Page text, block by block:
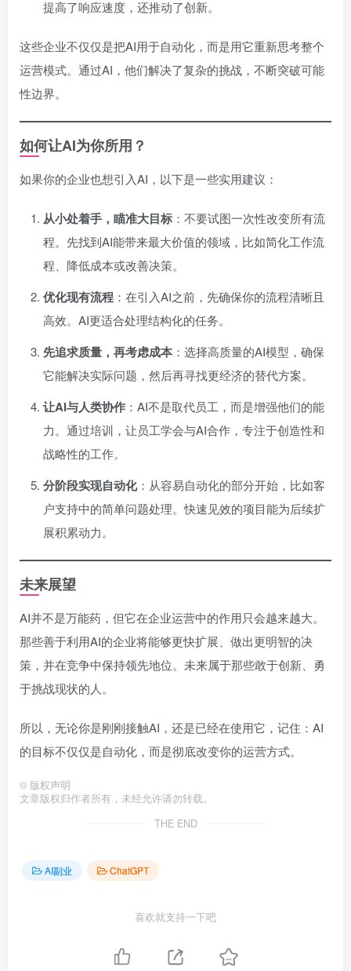
提高了响应速度，还推动了创新。
这些企业不仅仅是把AI用于自动化，而是用它重新思考整个
运营模式。通过AI，他们解决了复杂的挑战，不断突破可能
性边界。
如何让AI为你所用？
如果你的企业也想引入AI，以下是一些实用建议：
从小处着手，瞄准大目标 ：不要试图一次性改变所有流
程。先找到AI能带来最大价值的领域，比如简化工作流
程、降低成本或改善决策。
优化现有流程 ：在引入AI之前，先确保你的流程清晰且
高效。AI更适合处理结构化的任务。
先追求质量，再考虑成本：选择高质量的AI模型，确保
它能解决实际问题，然后再寻找更经济的替代方案。
让AI与人类协作 ：AI不是取代员工，而是增强他们的能
力。通过培训，让员工学会与AI合作，专注于创造性和
战略性的工作。
分阶段实现自动化：从容易自动化的部分开始，比如客
户支持中的简单问题处理。快速见效的项目能为后续扩
展积累动力。
未来展望
AI并不是万能药，但它在企业运营中的作用只会越来越大。
那些善于利用AI的企业将能够更快扩展、做出更明智的决
策，并在竞争中保持领先地位。未来属于那些敢于创新、勇
于挑战现状的人。
所以，无论你是刚刚接触AI，还是已经在使用它，记住：AI
的目标不仅仅是自动化，而是彻底改变你的运营方式。
© 版权声明
文章版权归作者所有，未经允许请勿转载。
THE END
AI副业 ChatGPT
喜欢就支持一下吧